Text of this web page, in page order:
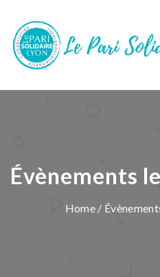
Évènements
Home /